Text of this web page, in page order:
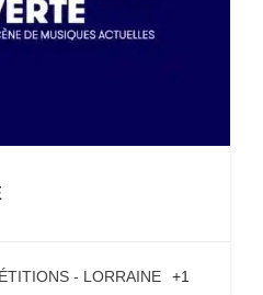
- LORRAINE +1